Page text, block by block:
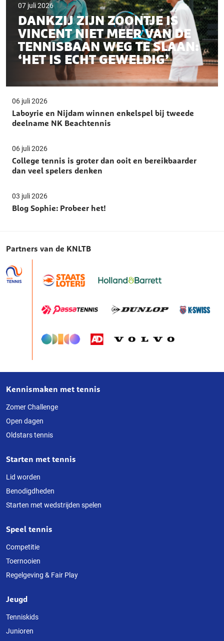
07 juli 2026
DANKZIJ ZIJN ZOONTJE IS
VINCENT NIET MEER VAN DE
TENNISBAAN WEG TE SLAAN:
‘HET IS ECHT GEWELDIG’
06 juli 2026
Laboyrie en Nijdam winnen enkelspel bij tweede
deelname NK Beachtennis
06 juli 2026
College tennis is groter dan ooit en bereikbaarder
dan veel spelers denken
03 juli 2026
Blog Sophie: Probeer het!
Partners van de KNLTB
Over
deze
website
Kennismaken met tennis
Zomer Challenge
Open dagen
Oldstars tennis
Starten met tennis
Lid worden
Benodigdheden
Starten met wedstrijden spelen
Speel tennis
Competitie
Toernooien
Regelgeving & Fair Play
Jeugd
Tenniskids
Junioren